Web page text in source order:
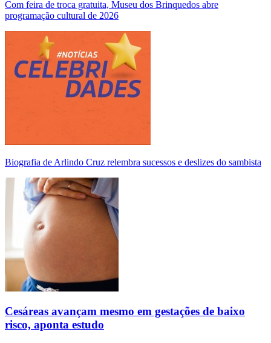
Com feira de troca gratuita, Museu dos Brinquedos abre
programação cultural de 2026
Biografia de Arlindo Cruz relembra sucessos e deslizes do sambista
Cesáreas avançam mesmo em gestações de baixo
risco, aponta estudo